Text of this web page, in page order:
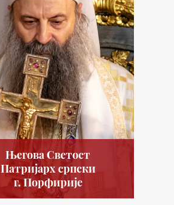
Његова Светост
Патријарх српски
г. Порфирије